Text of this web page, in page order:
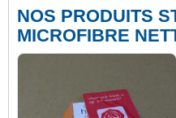
NOS PRODUITS
MICROFIBRE